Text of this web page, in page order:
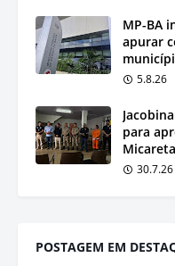
MP-BA
apurar
5.8.26
para
30.7.26
POSTAGEM EM